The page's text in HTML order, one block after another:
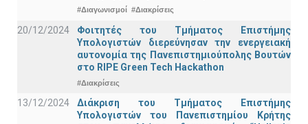
#Διαγωνισμοί #Διακρίσεις
20/12/2024
Φοιτητές του Τμήματος Επιστήμης
Υπολογιστών διερεύνησαν την ενεργειακή
αυτονομία της Πανεπιστημιούπολης Βουτών
στο RIPE Green Tech Hackathon
#Διακρίσεις
13/12/2024
Διάκριση του Τμήματος Επιστήμης
Υπολογιστών του Πανεπιστημίου Κρήτης